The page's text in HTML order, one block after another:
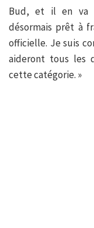
Bud, et il en va
désormais prêt à
officielle. Je suis
aideront tous les
cette catégorie. »